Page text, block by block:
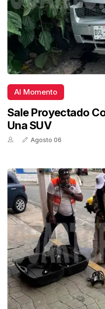
Al Momento
Sale Proyectado
Una SUV
Agosto 06